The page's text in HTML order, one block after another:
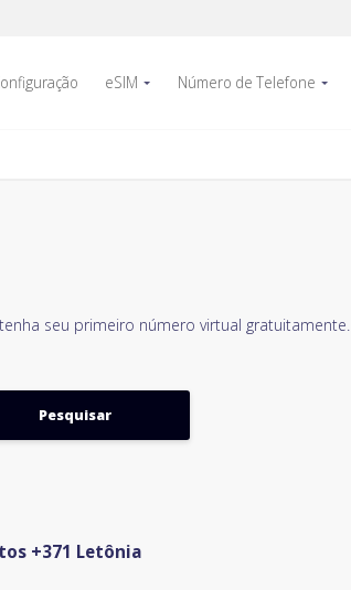
eSIM Número de Telefone
seu primeiro número virtual gratuitamente.
+371 Letônia